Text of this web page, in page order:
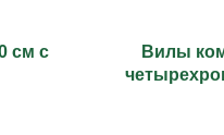
см с
Вилы